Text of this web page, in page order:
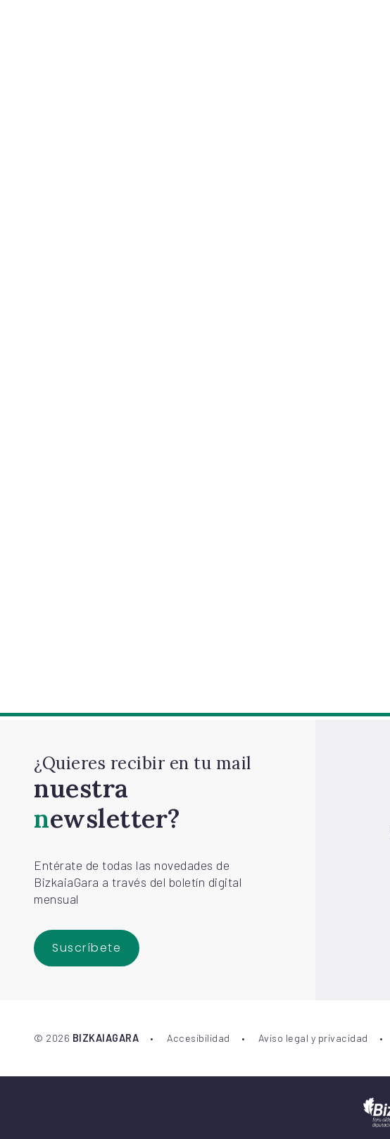
¿Quieres recibir en tu mail
nuestra
newsletter?
Entérate de todas las novedades de
BizkaiaGara a través del boletín digital
mensual
Suscríbete
© 2026 BIZKAIAGARA Accesibilidad Aviso legal y privacidad